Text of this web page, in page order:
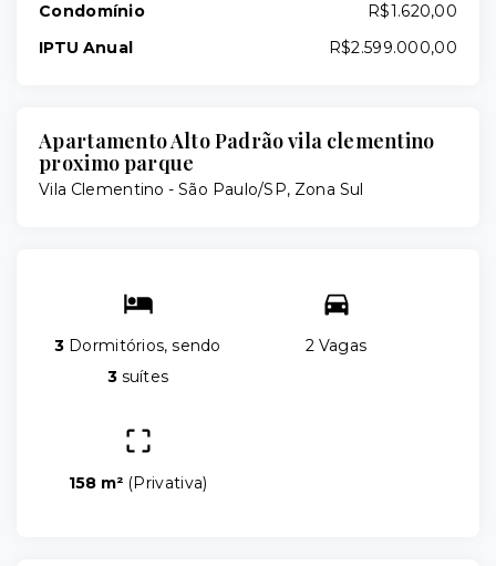
Condomínio
R$1.620,00
IPTU Anual
R$2.599.000,00
Apartamento Alto Padrão vila clementino
proximo parque
Vila Clementino - São Paulo/SP, Zona Sul
3 Dormitórios, sendo
3suítes
2 Vagas
158 m² (Privativa)